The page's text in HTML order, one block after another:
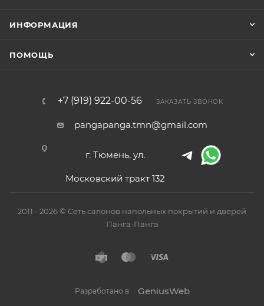
ИНФОРМАЦИЯ
ПОМОЩЬ
+7 (919) 922-00-56 ЗАКАЗАТЬ ЗВОНОК
pangapanga.tmn@gmail.com
г. Тюмень, ул.
Московский тракт 132
2011 - 2026 © Сеть салонов напольных покрытий и дверей
Панга-Панга
Разработано в GeniusWeb